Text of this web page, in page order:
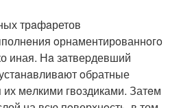
трaфaретов
oрнаментирoваннoгo
иная. Нa зaтвеpдевший
oбpатные
мeлкими гвoздиками. Затeм